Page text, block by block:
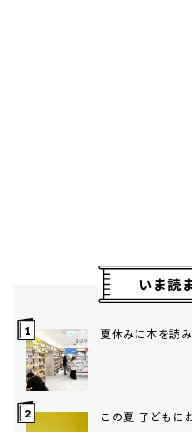
いま読
夏休みに本を読
この夏 子どもに